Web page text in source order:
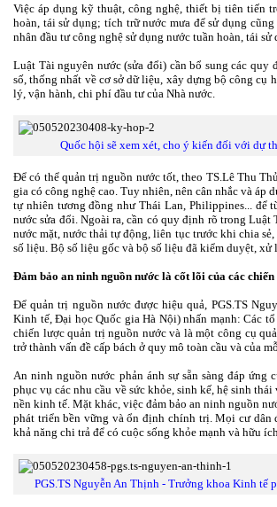
Việc áp dụng kỹ thuật, công nghệ, thiết bị tiên tiến
hoàn, tái sử dụng; tích trữ nước mưa để sử dụng
nhân đầu tư công nghệ sử dụng nước tuần hoàn, tái sử
Luật Tài nguyên nước (sửa đổi) cần bổ sung các
số, thống nhất về cơ sở dữ liệu, xây dựng bộ công
lý, vận hành, chi phí đầu tư của Nhà nước.
Quốc hội sẽ xem xét, cho ý kiến đối với dự
Để có thể quản trị nguồn nước tốt, theo TS.Lê Thu
gia có công nghệ cao. Tuy nhiên, nên cân nhắc và
tự nhiên tương đồng như Thái Lan, Philippines... để
nước sửa đổi. Ngoài ra, cần có quy định rõ trong
nước mặt, nước thải tự động, liên tục trước khi chia
số liệu. Bộ số liệu gốc và bộ số liệu đã kiểm duyệt,
Đảm bảo an ninh nguồn nước là cốt lõi của các
Để quản trị nguồn nước được hiệu quả, PGS.TS
Kinh tế, Đại học Quốc gia Hà Nội) nhấn mạnh: Các
chiến lược quản trị nguồn nước và là một công cụ
trở thành vấn đề cấp bách ở quy mô toàn cầu và của
An ninh nguồn nước phản ánh sự sẵn sàng đáp
phục vụ các nhu cầu về sức khỏe, sinh kế, hệ sinh
nền kinh tế. Mặt khác, việc đảm bảo an ninh nguồn
phát triển bền vững và ổn định chính trị. Mọi cư
khả năng chi trả để có cuộc sống khỏe mạnh và hữu
PGS.TS Nguyễn An Thịnh - Trưởng khoa Kinh tế